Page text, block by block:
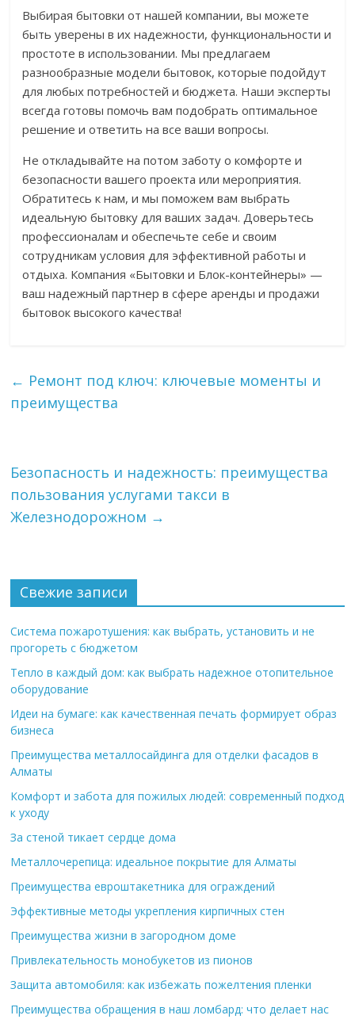
Выбирая бытовки от нашей компании, вы можете
быть уверены в их надежности, функциональности и
простоте в использовании. Мы предлагаем
разнообразные модели бытовок, которые подойдут
для любых потребностей и бюджета. Наши эксперты
всегда готовы помочь вам подобрать оптимальное
решение и ответить на все ваши вопросы.
Не откладывайте на потом заботу о комфорте и
безопасности вашего проекта или мероприятия.
Обратитесь к нам, и мы поможем вам выбрать
идеальную бытовку для ваших задач. Доверьтесь
профессионалам и обеспечьте себе и своим
сотрудникам условия для эффективной работы и
отдыха. Компания «Бытовки и Блок-контейнеры» —
ваш надежный партнер в сфере аренды и продажи
бытовок высокого качества!
← Ремонт под ключ: ключевые моменты и
преимущества
Безопасность и надежность: преимущества
пользования услугами такси в
Железнодорожном →
Свежие записи
Система пожаротушения: как выбрать, установить и не
прогореть с бюджетом
Тепло в каждый дом: как выбрать надежное отопительное
оборудование
Идеи на бумаге: как качественная печать формирует образ
бизнеса
Преимущества металлосайдинга для отделки фасадов в
Алматы
Комфорт и забота для пожилых людей: современный подход
к уходу
За стеной тикает сердце дома
Металлочерепица: идеальное покрытие для Алматы
Преимущества евроштакетника для ограждений
Эффективные методы укрепления кирпичных стен
Преимущества жизни в загородном доме
Привлекательность монобукетов из пионов
Защита автомобиля: как избежать пожелтения пленки
Преимущества обращения в наш ломбард: что делает нас